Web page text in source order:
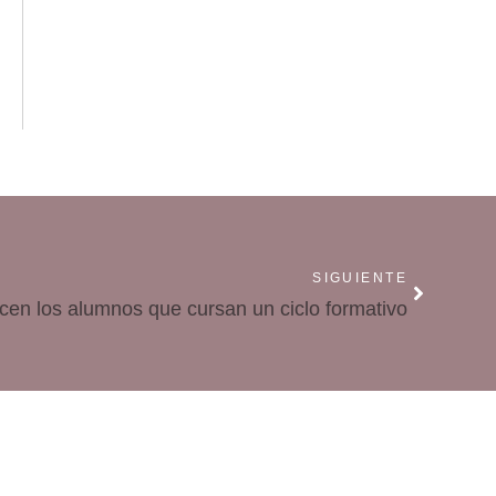
SIGUIENTE
los alumnos que cursan un ciclo formativo